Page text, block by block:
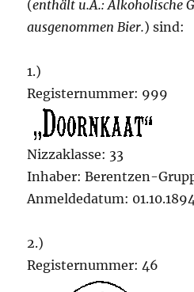
(enthält u.A.: Alkoholische
ausgenommen Bier.) sind:
1.)
Registernummer: 999
Nizzaklasse: 33
Inhaber: Berentzen-
Anmeldedatum:
2.)
Registernummer: 46